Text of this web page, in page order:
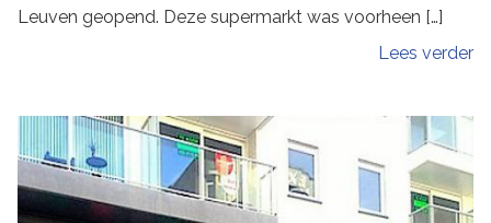
Leuven geopend. Deze supermarkt was voorheen […]
Lees verder